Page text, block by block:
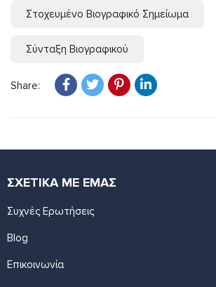
Στοχευμένο Βιογραφικό Σημείωμα
Σύνταξη Βιογραφικού
Share:
ΣΧΕΤΙΚΑ ΜΕ ΕΜΑΣ
Συχνές Ερωτήσεις
Blog
Επικοινωνία